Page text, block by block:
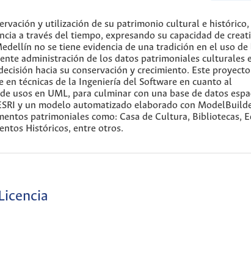
y utilización de su patrimonio cultural e
a través del tiempo, expresando su capacidad de
no se tiene evidencia de una tradición en el uso de
administración de los datos patrimoniales culturales
hacia su conservación y crecimiento. Este proyecto
técnicas de la Ingeniería del Software en cuanto al
usos en UML, para culminar con una base de datos
y un modelo automatizado elaborado con
patrimoniales como: Casa de Cultura, Bibliotecas,
Históricos, entre otros.